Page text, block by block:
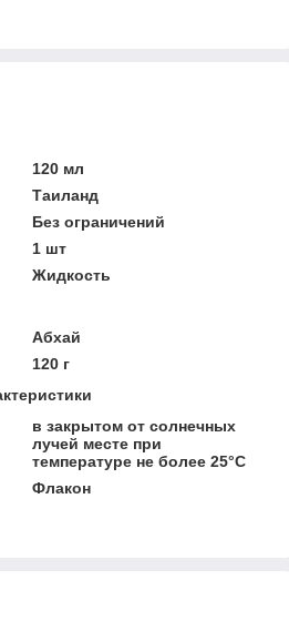
120 мл
Таиланд
Без ограничений
1 шт
Жидкость
Абхай
120 г
в закрытом от солнечных
лучей месте при
температуре не более 25°C
Флакон